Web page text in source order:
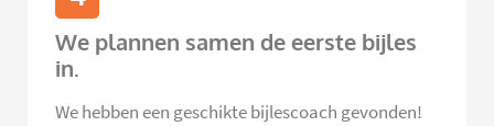
We plannen samen de eerste bijles
in.
We hebben een geschikte bijlescoach gevonden!